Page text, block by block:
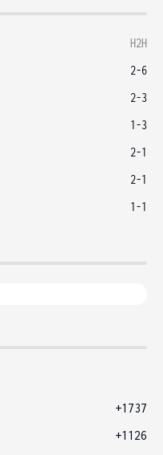
H2H
2-6
2-3
1-3
2-1
2-1
1-1
+1737
+1126